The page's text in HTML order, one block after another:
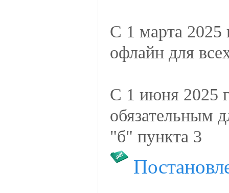
С 1 марта 2025
офлайн для
С 1 июня 2025
обязательным
"б" пункта 3